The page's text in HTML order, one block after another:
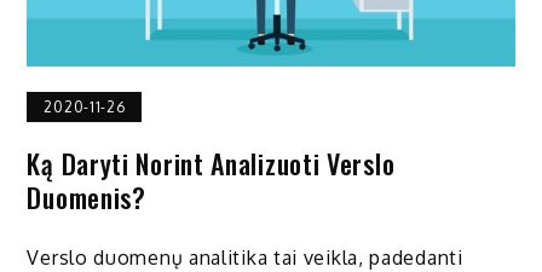
2020-11-26
Ką Daryti Norint Analizuoti Verslo
Duomenis?
Verslo duomenų analitika tai veikla, padedanti